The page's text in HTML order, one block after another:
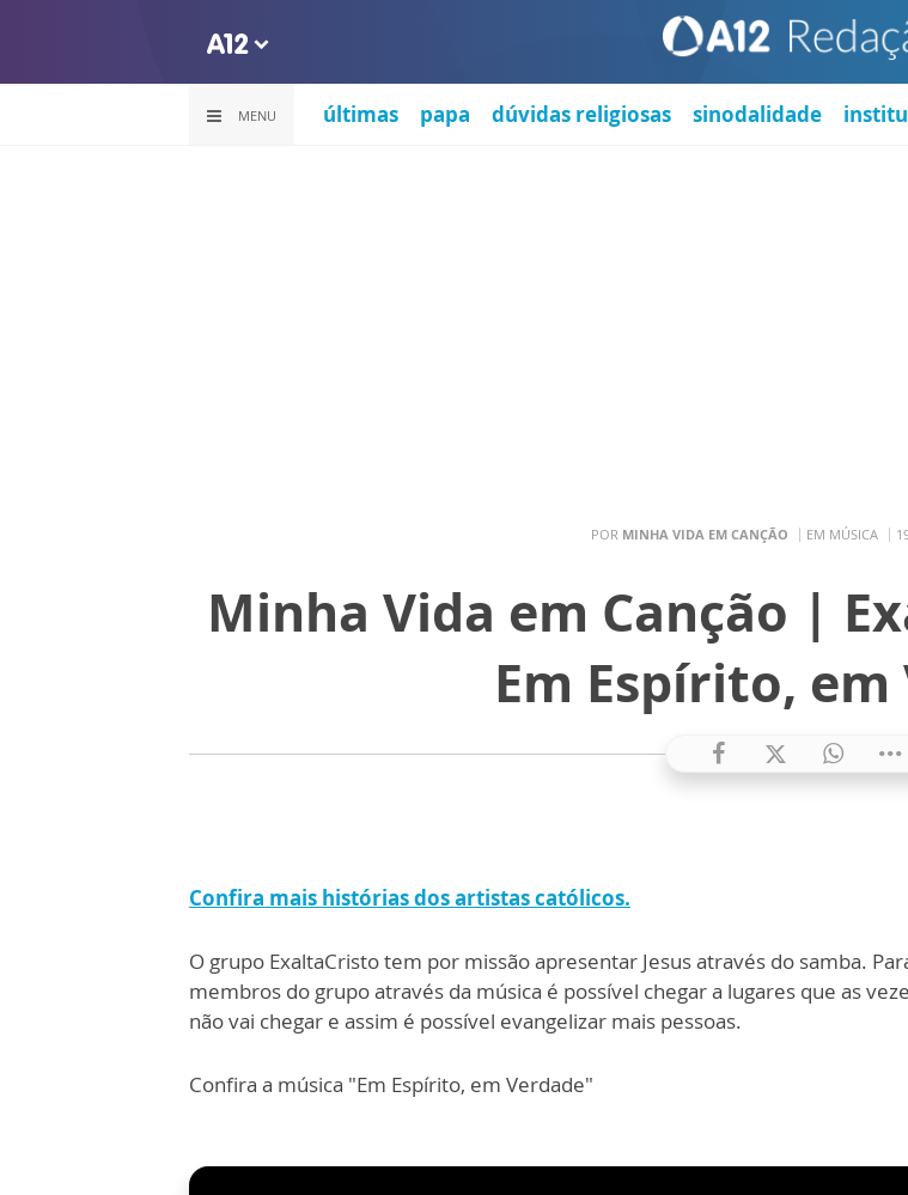
MENU últimas papa dúvidas religiosas sinodalidade
POR MINHA VIDA EM CANÇÃO EM MÚSICA
Minha Vida em Canção |
Em Espírito, em
Confira mais histórias dos artistas católicos.
O grupo ExaltaCristo tem por missão apresentar Jesus através do samba.
membros do grupo através da música é possível chegar a lugares que as
não vai chegar e assim é possível evangelizar mais pessoas.
Confira a música "Em Espírito, em Verdade"